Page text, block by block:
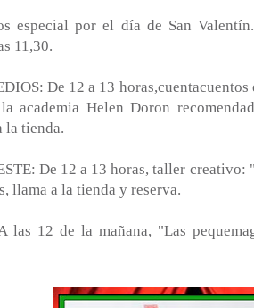
especial por el día de San
11,30.
De 12 a 13
academia Helen Doron
la tienda.
De 12 a 13 horas, taller creativo:
llama a la tienda y reserva.
las 12 de la mañana, "Las